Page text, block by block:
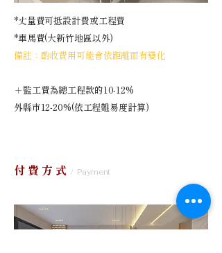
*丈量費可抵設計費或工程費
*車馬費(大新竹地區以外)
​備註：酌收費用可能會依距離而有變化
＋監工費為總工程款的10-12%
外縣市12-20%(依工程難易度計算)
/ Payment
付費方式